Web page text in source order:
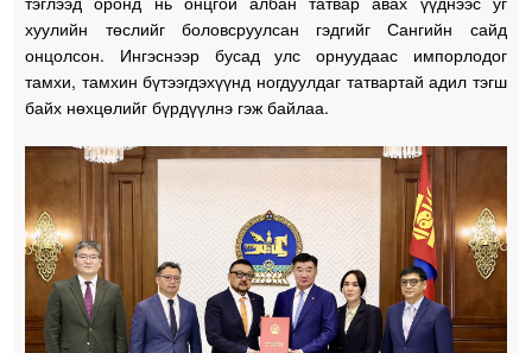
хуулийн төслийг боловсруулсан гэдгийг Сангийн сайд
онцолсон. Ингэснээр бусад улс орнуудаас импорлодог
тамхи, тамхин бүтээгдэхүүнд ногдуулдаг татвартай адил тэгш
байх нөхцөлийг бүрдүүлнэ гэж байлаа.